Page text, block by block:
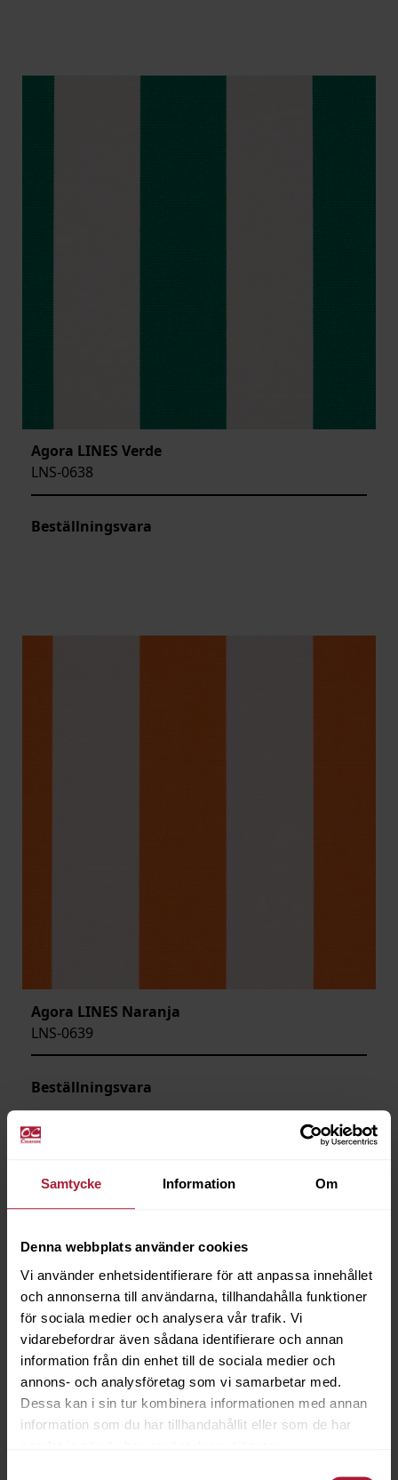
Samtycke Information Om
Denna webbplats använder cookies
Vi använder enhetsidentifierare för att anpassa innehållet
och annonserna till användarna, tillhandahålla funktioner
för sociala medier och analysera vår trafik. Vi
vidarebefordrar även sådana identifierare och annan
information från din enhet till de sociala medier och
annons- och analysföretag som vi samarbetar med.
Dessa kan i sin tur kombinera informationen med annan
information som du har tillhandahållit eller som de har
Agora LINES Verde
LNS-0638
Beställningsvara
Agora LINES Naranja
LNS-0639
Beställningsvara